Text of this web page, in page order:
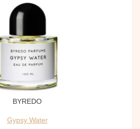
BYREDO
Gypsy Water